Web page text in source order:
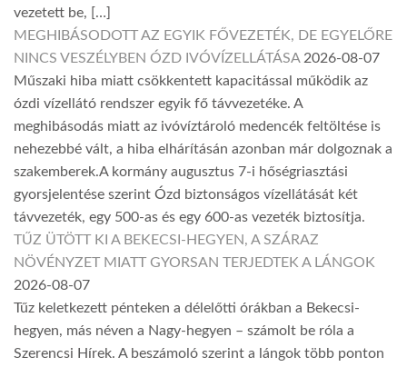
vezetett be, […]
MEGHIBÁSODOTT AZ EGYIK FŐVEZETÉK, DE EGYELŐRE
NINCS VESZÉLYBEN ÓZD IVÓVÍZELLÁTÁSA 2026-08-07
Műszaki hiba miatt csökkentett kapacitással működik az
ózdi vízellátó rendszer egyik fő távvezetéke. A
meghibásodás miatt az ivóvíztároló medencék feltöltése is
nehezebbé vált, a hiba elhárításán azonban már dolgoznak a
szakemberek.A kormány augusztus 7-i hőségriasztási
gyorsjelentése szerint Ózd biztonságos vízellátását két
távvezeték, egy 500-as és egy 600-as vezeték biztosítja.
TŰZ ÜTÖTT KI A BEKECSI-HEGYEN, A SZÁRAZ
NÖVÉNYZET MIATT GYORSAN TERJEDTEK A LÁNGOK
2026-08-07
Tűz keletkezett pénteken a délelőtti órákban a Bekecsi-
hegyen, más néven a Nagy-hegyen – számolt be róla a
Szerencsi Hírek. A beszámoló szerint a lángok több ponton